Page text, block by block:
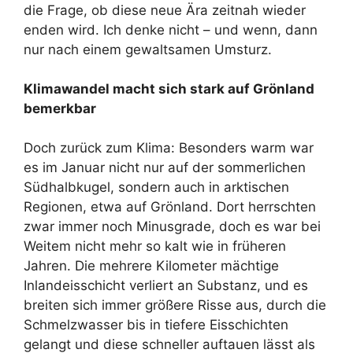
die Frage, ob diese neue Ära zeitnah wieder
enden wird. Ich denke nicht – und wenn, dann
nur nach einem gewaltsamen Umsturz.
Klimawandel macht sich stark auf Grönland
bemerkbar
Doch zurück zum Klima: Besonders warm war
es im Januar nicht nur auf der sommerlichen
Südhalbkugel, sondern auch in arktischen
Regionen, etwa auf Grönland. Dort herrschten
zwar immer noch Minusgrade, doch es war bei
Weitem nicht mehr so kalt wie in früheren
Jahren. Die mehrere Kilometer mächtige
Inlandeisschicht verliert an Substanz, und es
breiten sich immer größere Risse aus, durch die
Schmelzwasser bis in tiefere Eisschichten
gelangt und diese schneller auftauen lässt als